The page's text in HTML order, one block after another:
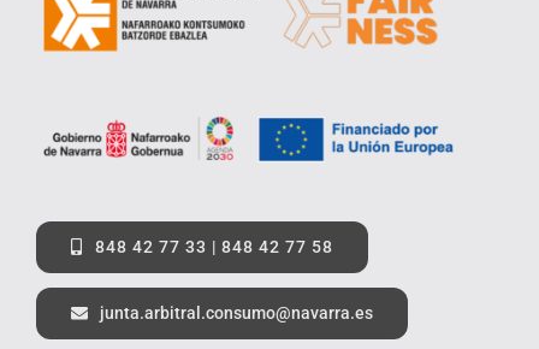
848 42 77 33 | 848 42 77 58
junta.arbitral.consumo@navarra.es